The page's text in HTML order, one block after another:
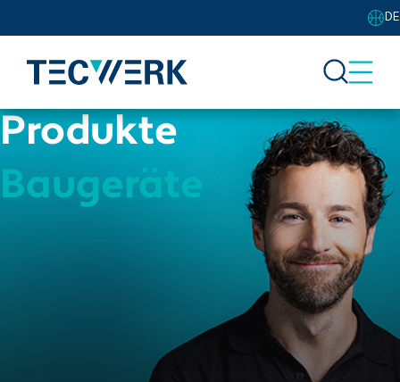
DE
Produkte
Baugeräte